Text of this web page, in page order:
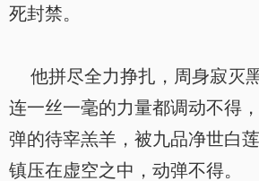
死封禁。
他拼尽全力挣扎，周身寂灭
连一丝一毫的力量都调动不得
弹的待宰羔羊，被九品净世白
镇压在虚空之中，动弹不得。